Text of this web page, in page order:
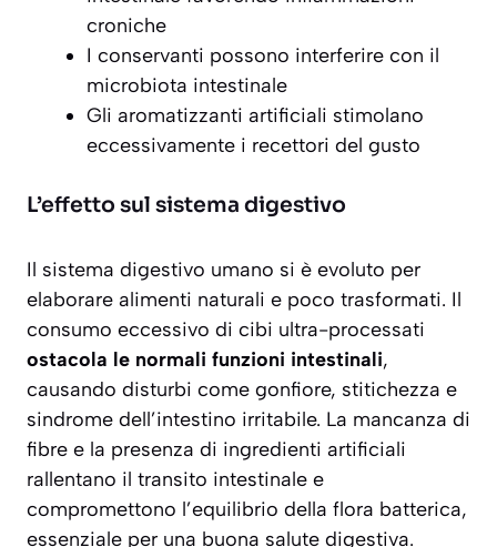
croniche
I conservanti possono interferire con il
microbiota intestinale
Gli aromatizzanti artificiali stimolano
eccessivamente i recettori del gusto
L’effetto sul sistema digestivo
Il sistema digestivo umano si è evoluto per
elaborare alimenti naturali e poco trasformati. Il
consumo eccessivo di cibi ultra-processati
ostacola le normali funzioni intestinali,
causando disturbi come gonfiore, stitichezza e
sindrome dell’intestino irritabile. La mancanza di
fibre e la presenza di ingredienti artificiali
rallentano il transito intestinale e
compromettono l’equilibrio della flora batterica,
essenziale per una buona salute digestiva.